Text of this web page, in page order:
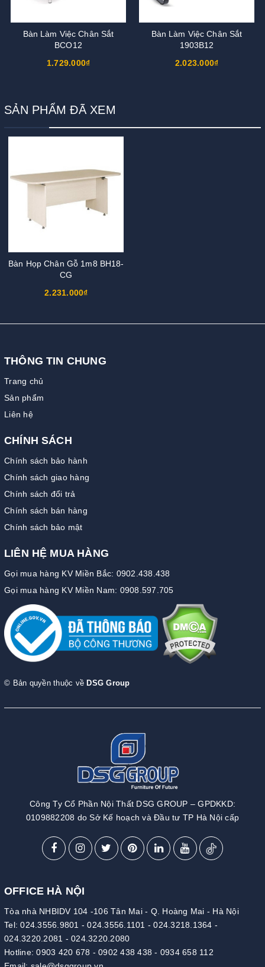
Bàn Làm Việc Chân Sắt
BCO12
1.729.000₫
Bàn Làm Việc Chân Sắt
1903B12
2.023.000₫
SẢN PHẨM ĐÃ XEM
Bàn Họp Chân Gỗ 1m8 BH18-
CG
2.231.000₫
THÔNG TIN CHUNG
Trang chủ
Sản phẩm
Liên hệ
CHÍNH SÁCH
Chính sách bảo hành
Chính sách giao hàng
Chính sách đổi trả
Chính sách bán hàng
Chính sách bảo mật
LIÊN HỆ MUA HÀNG
Gọi mua hàng KV Miền Bắc: 0902.438.438
Gọi mua hàng KV Miền Nam: 0908.597.705
© Bản quyền thuộc về DSG Group
Công Ty Cổ Phần Nội Thất DSG GROUP – GPDKKD:
0109882208 do Sở Kế hoạch và Đầu tư TP Hà Nội cấp
OFFICE HÀ NỘI
Tòa nhà NHBIDV 104 -106 Tân Mai - Q. Hoàng Mai - Hà Nội
Tel:024.3556.9801 -024.3556.1101 -024.3218.1364 -
024.3220.2081 - 024.3220.2080
Hotline:0903 420 678 - 0902 438 438 - 0934 658 112